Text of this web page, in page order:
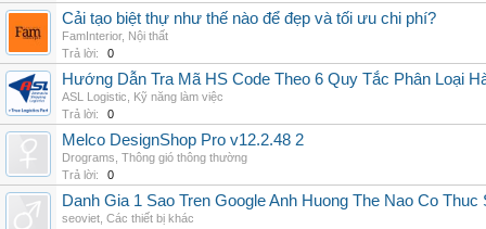
Cải tạo biệt thự như thế nào để đẹp và tối ưu chi phí?
FamInterior, Nội thất
Trả lời:
0
Hướng Dẫn Tra Mã HS Code Theo 6 Quy Tắc Phân Loại
ASL Logistic
Kỹ năng làm việc
Trả lời:
0
Melco DesignShop Pro v12.2.48 2
Drograms Thông gió thông thường
Trả lời:
0
Danh Gia 1 Sao Tren Google Anh Huong The Nao Co Thuc
seoviet Các thiết bị khác